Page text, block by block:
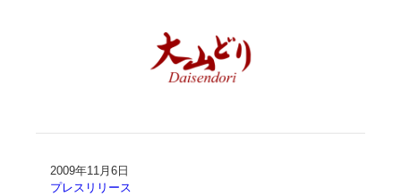
2009年11月6日
プレスリリース